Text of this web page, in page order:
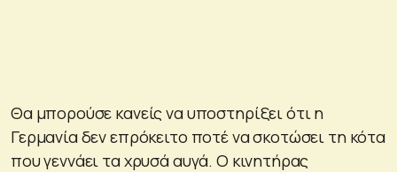
Θα μπορούσε κανείς να υποστηρίξει ότι η
Γερμανία δεν επρόκειτο ποτέ να σκοτώσει τη κότα
που γεννάει τα χρυσά αυγά. Ο κινητήρας